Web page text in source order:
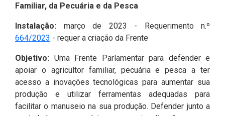
Familiar, da Pecuária e da Pesca
Instalação: março de 2023 - Requerimento n.º
664/2023 - requer a criação da Frente
Objetivo: Uma Frente Parlamentar para defender e
apoiar o agricultor familiar, pecuária e pesca a ter
acesso a inovações tecnológicas para aumentar sua
produção e utilizar ferramentas adequadas para
facilitar o manuseio na sua produção. Defender junto a